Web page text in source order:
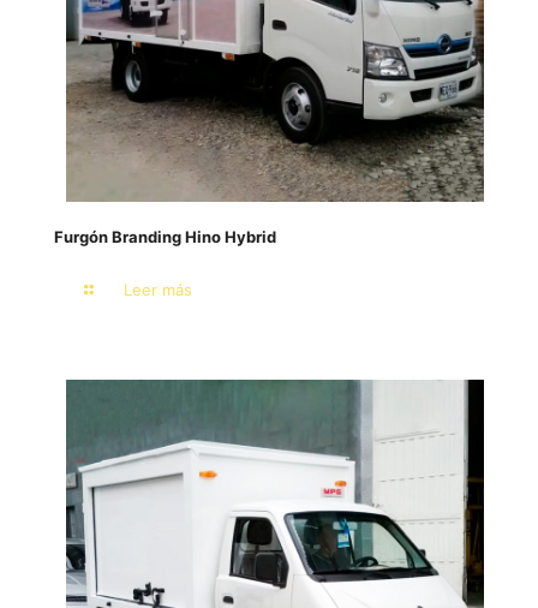
Furgón Branding Hino Hybrid
Leer más